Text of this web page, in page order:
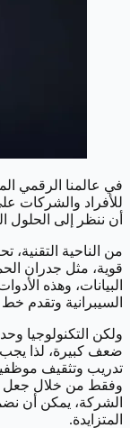
في عالمنا الرقمي
للأفراد والشركات
أن ننظر إلى الحلول
من الناحية التقنية،
قوية، مثل جدران
البيانات، وهذه
السيبرانية وتقدم خط
ولكن التكنولوجيا
ضعف كبيرة، لذا
تدريب وتثقيف
وفقط من خلال جعل
الشركة، يمكن أن
المتزايدة.